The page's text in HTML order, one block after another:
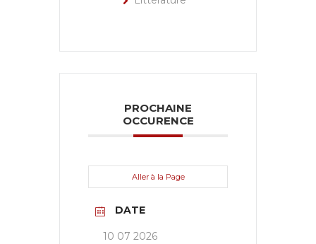
PROCHAINE
OCCURENCE
Aller à la Page
DATE
10 07 2026